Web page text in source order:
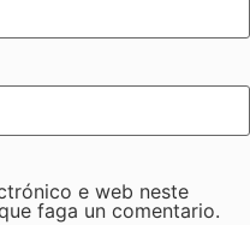
e web neste
faga un comentario.